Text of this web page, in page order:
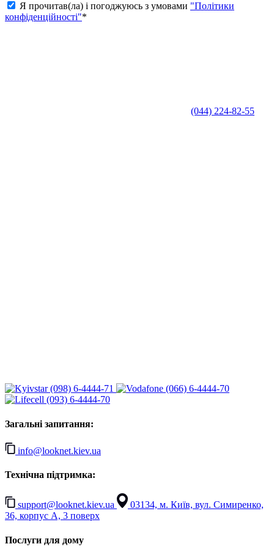
Я прочитав(ла) і погоджуюсь з умовами "Політики
конфіденційності"*
(044) 224-82-55
(098) 6-4444-71
(066) 6-4444-70
(093) 6-4444-70
Загальні запитання:
info@looknet.kiev.ua
Технічна підтримка:
support@looknet.kiev.ua
03134, м. Київ, вул. Симиренко,
36, корпус А, 3 поверх
Послуги для дому